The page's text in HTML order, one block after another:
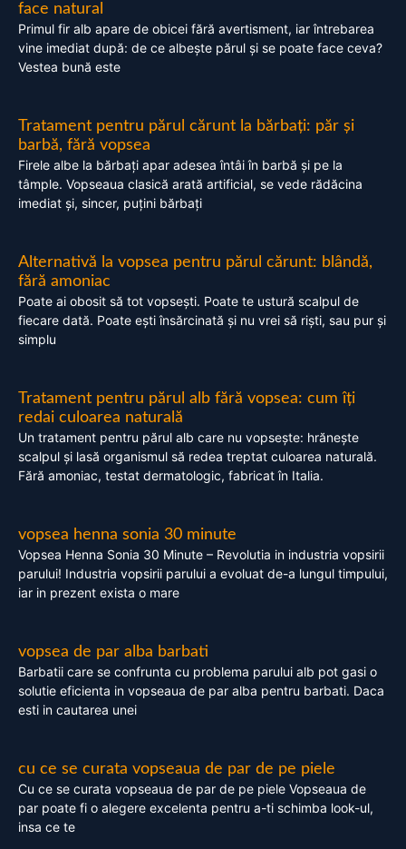
face natural
Primul fir alb apare de obicei fără avertisment, iar întrebarea
vine imediat după: de ce albește părul și se poate face ceva?
Vestea bună este
Tratament pentru părul cărunt la bărbați: păr și
barbă, fără vopsea
Firele albe la bărbați apar adesea întâi în barbă și pe la
tâmple. Vopseaua clasică arată artificial, se vede rădăcina
imediat și, sincer, puțini bărbați
Alternativă la vopsea pentru părul cărunt: blândă,
fără amoniac
Poate ai obosit să tot vopsești. Poate te ustură scalpul de
fiecare dată. Poate ești însărcinată și nu vrei să riști, sau pur și
simplu
Tratament pentru părul alb fără vopsea: cum îți
redai culoarea naturală
Un tratament pentru părul alb care nu vopsește: hrănește
scalpul și lasă organismul să redea treptat culoarea naturală.
Fără amoniac, testat dermatologic, fabricat în Italia.
vopsea henna sonia 30 minute
Vopsea Henna Sonia 30 Minute – Revolutia in industria vopsirii
parului! Industria vopsirii parului a evoluat de-a lungul timpului,
iar in prezent exista o mare
vopsea de par alba barbati
Barbatii care se confrunta cu problema parului alb pot gasi o
solutie eficienta in vopseaua de par alba pentru barbati. Daca
esti in cautarea unei
cu ce se curata vopseaua de par de pe piele
Cu ce se curata vopseaua de par de pe piele Vopseaua de
par poate fi o alegere excelenta pentru a-ti schimba look-ul,
insa ce te